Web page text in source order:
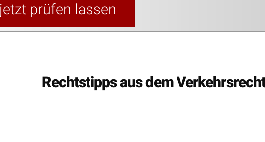
jetzt prüfen lassen
Rechtstipps aus dem